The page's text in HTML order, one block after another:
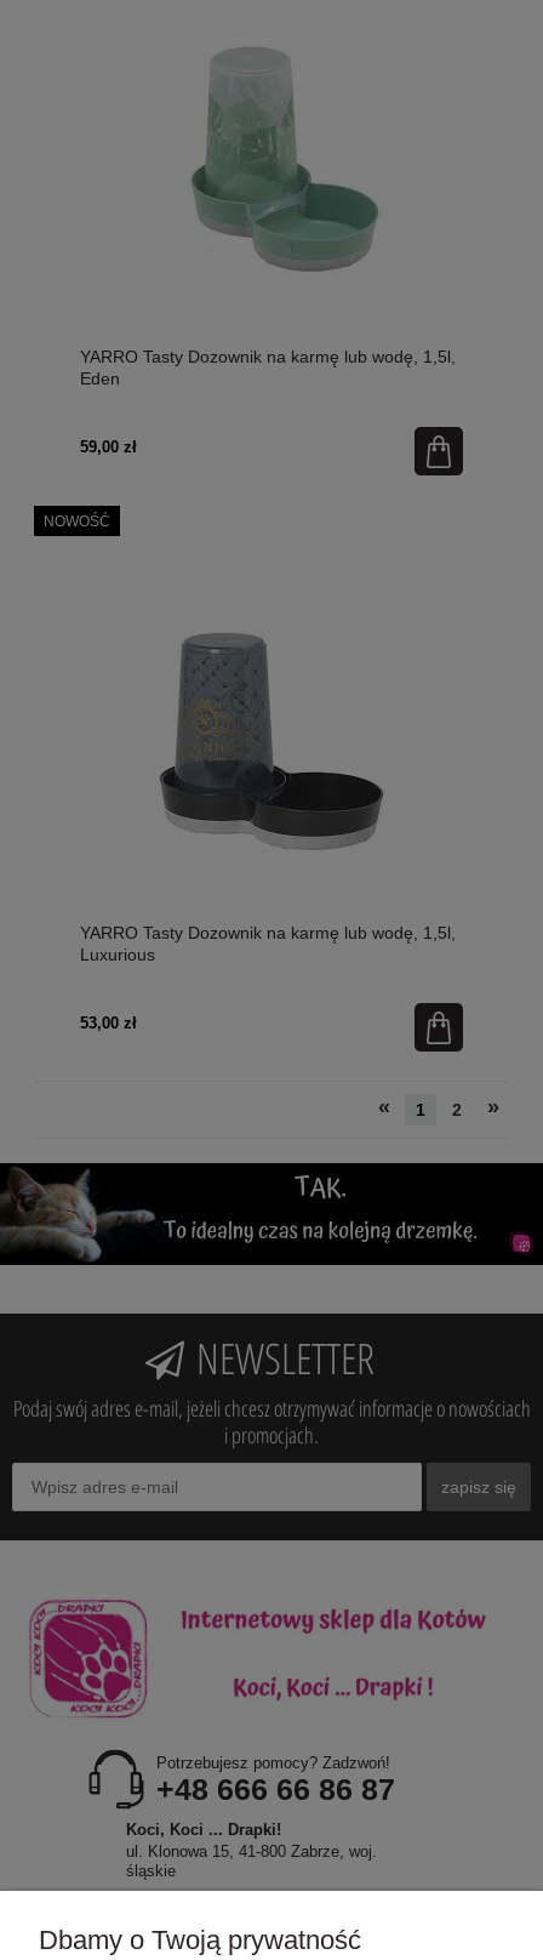
YARRO Tasty Dozownik na karmę lub wodę, 1,5l,
Eden
59,00 zł
YARRO Tasty Dozownik na karmę lub wodę, 1,5l,
Luxurious
53,00 zł
NOWOŚĆ
« 1 2 »
NEWSLETTER
Podaj swój adres e-mail, jeżeli chcesz otrzymywać informacje o nowościach
i promocjach.
zapisz się
Potrzebujesz pomocy? Zadzwoń!
+48 666 66 86 87
Koci, Koci ... Drapki!
ul. Klonowa 15, 41-800 Zabrze, woj.
śląskie
Dbamy o Twoją prywatność